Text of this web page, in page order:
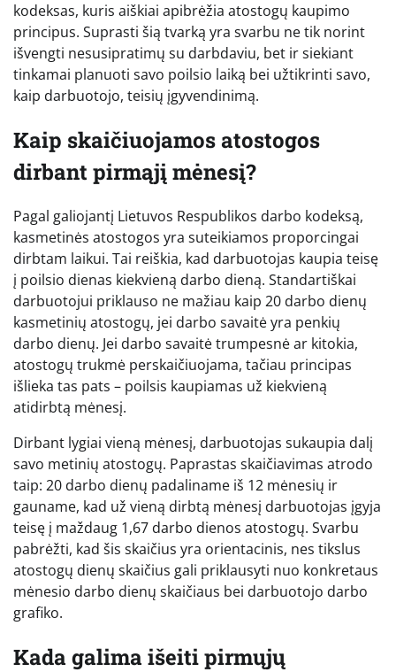
kodeksas, kuris aiškiai apibrėžia atostogų kaupimo
principus. Suprasti šią tvarką yra svarbu ne tik norint
išvengti nesusipratimų su darbdaviu, bet ir siekiant
tinkamai planuoti savo poilsio laiką bei užtikrinti savo,
kaip darbuotojo, teisių įgyvendinimą.
Kaip skaičiuojamos atostogos
dirbant pirmąjį mėnesį?
Pagal galiojantį Lietuvos Respublikos darbo kodeksą,
kasmetinės atostogos yra suteikiamos proporcingai
dirbtam laikui. Tai reiškia, kad darbuotojas kaupia teisę
į poilsio dienas kiekvieną darbo dieną. Standartiškai
darbuotojui priklauso ne mažiau kaip 20 darbo dienų
kasmetinių atostogų, jei darbo savaitė yra penkių
darbo dienų. Jei darbo savaitė trumpesnė ar kitokia,
atostogų trukmė perskaičiuojama, tačiau principas
išlieka tas pats – poilsis kaupiamas už kiekvieną
atidirbtą mėnesį.
Dirbant lygiai vieną mėnesį, darbuotojas sukaupia dalį
savo metinių atostogų. Paprastas skaičiavimas atrodo
taip: 20 darbo dienų padaliname iš 12 mėnesių ir
gauname, kad už vieną dirbtą mėnesį darbuotojas įgyja
teisę į maždaug 1,67 darbo dienos atostogų. Svarbu
pabrėžti, kad šis skaičius yra orientacinis, nes tikslus
atostogų dienų skaičius gali priklausyti nuo konkretaus
mėnesio darbo dienų skaičiaus bei darbuotojo darbo
grafiko.
Kada galima išeiti pirmųjų